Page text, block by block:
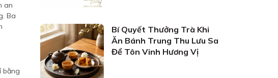
an
Ba
bằng
Bí Quyết Thưởng Trà Khi
Ăn Bánh Trung Thu Lưu Sa
Để Tôn Vinh Hương Vị